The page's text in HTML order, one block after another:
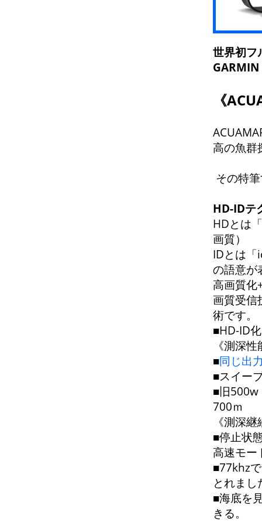
世界初フ
《
高の魚群
その特
HD-IDテ
HDとは
画質）
IDとは
の語意が
高画質
画質受信
術です。
■HD-ID
《測深
■同じ出
■スイー
■旧500w
700ｍ
《測深
■停止状
高速モー
■77khz
とれまし
■海底を
きる。